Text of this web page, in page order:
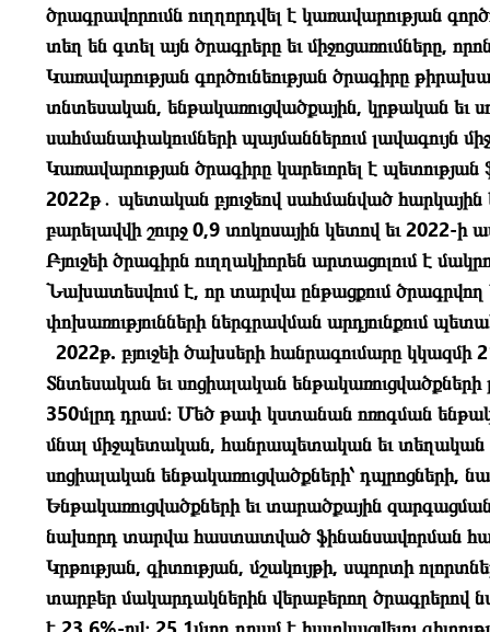
ծրագրավորումն ուղղորդվել է կառավարության
տեղ են գտել այն ծրագրերը եւ միջոցառումները,
Կառավարության գործունեության ծրագիրը
տնտեսական, ենթակառուցվածքային, կրթական եւ
սահմանափակումների պայմաններում լավագույն
Կառավարության ծրագիրը կարեւորել է
2022թ․ պետական բյուջեով սահմանված
բարելավվի շուրջ 0,9 տոկոսային կետով եւ 2022-
Բյուջեի ծրագիրն ուղղակիորեն արտացոլում է
Նախատեսվում է, որ տարվա ընթացքում
փոխառությունների ներգրավման արդյունքում
2022թ. բյուջեի ծախսերի հանրագումարը
Տնտեսական եւ սոցիալական
350մլրդ դրամ։ Մեծ թափ կստանան ոռոգման
մնալ միջպետական, հանրապետական եւ տեղական
սոցիալական ենթակառուցվածքների՝ դպրոցների,
Ենթակառուցվածքների եւ տարածքային
նախորդ տարվա հաստատված ֆինանսավորման
Կրթության, գիտության, մշակույթի, սպորտի
տարբեր մակարդակներին վերաբերող ծրագրերով